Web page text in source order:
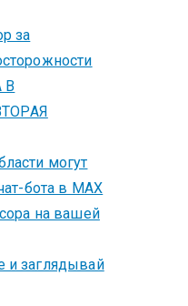
за
В
могут
бота в MAX
на вашей
и заглядывай